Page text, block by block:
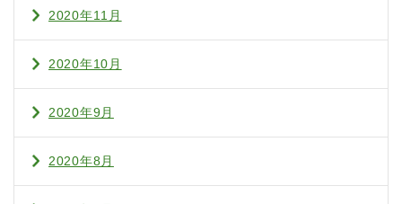
2020年11月
2020年10月
2020年9月
2020年8月